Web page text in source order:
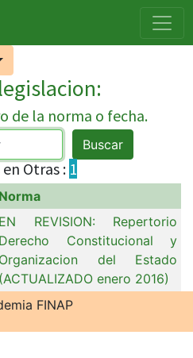
de la norma o fecha.
Buscar
Otras : 1
Norma
EN REVISION: Repertorio
Derecho Constitucional y
Organizacion del Estado
(ACTUALIZADO enero 2016)
FINAP